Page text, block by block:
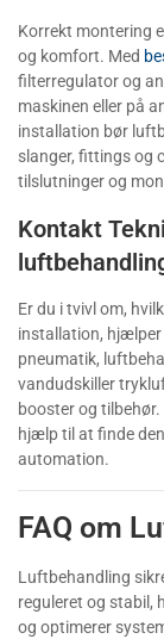
Korrekt montering
og komfort. Med
filterregulator og
maskinen eller på
installation bør
slanger, fittings og
tilslutninger og
Kontakt
Er du i tvivl om,
installation, hjælper
pneumatik,
vandudskiller
booster og tilbehør.
hjælp til at finde
automation.
FAQ om
Luftbehandling
reguleret og stabil,
og optimerer